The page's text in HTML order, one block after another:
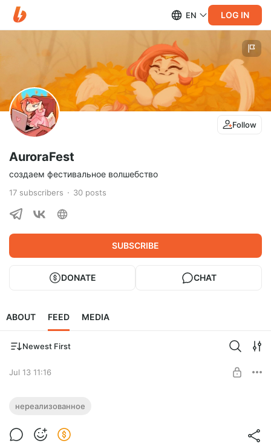
EN LOG IN
Follow
AuroraFest
создаем фестивальное волшебство
17 subscribers 30 posts
SUBSCRIBE
DONATE CHAT
ABOUT FEED MEDIA
Newest First
Jul 13 11:16
Билеты
нереализованное